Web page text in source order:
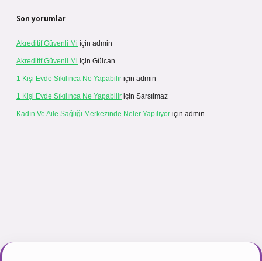
Son yorumlar
Akreditif Güvenli Mi için admin
Akreditif Güvenli Mi için Gülcan
1 Kişi Evde Sıkılınca Ne Yapabilir için admin
1 Kişi Evde Sıkılınca Ne Yapabilir için Sarsılmaz
Kadın Ve Aile Sağlığı Merkezinde Neler Yapılıyor için admin